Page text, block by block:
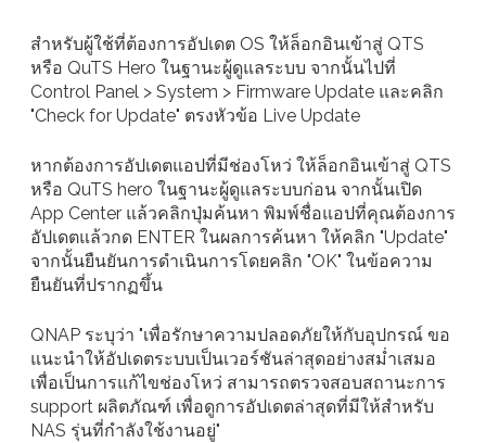
สำหรับผู้ใช้ที่ต้องการอัปเดต OS ให้ล็อกอินเข้าสู่ QTS
หรือ QuTS Hero ในฐานะผู้ดูแลระบบ จากนั้นไปที่
Control Panel > System > Firmware Update และคลิก
"Check for Update" ตรงหัวข้อ Live Update
หากต้องการอัปเดตแอปที่มีช่องโหว่ ให้ล็อกอินเข้าสู่ QTS
หรือ QuTS hero ในฐานะผู้ดูแลระบบก่อน จากนั้นเปิด
App Center แล้วคลิกปุ่มค้นหา พิมพ์ชื่อแอปที่คุณต้องการ
อัปเดตแล้วกด ENTER ในผลการค้นหา ให้คลิก "Update"
จากนั้นยืนยันการดำเนินการโดยคลิก "OK" ในข้อความ
ยืนยันที่ปรากฏขึ้น
QNAP ระบุว่า "เพื่อรักษาความปลอดภัยให้กับอุปกรณ์ ขอ
แนะนำให้อัปเดตระบบเป็นเวอร์ชันล่าสุดอย่างสม่ำเสมอ
เพื่อเป็นการแก้ไขช่องโหว่ สามารถตรวจสอบสถานะการ
support ผลิตภัณฑ์ เพื่อดูการอัปเดตล่าสุดที่มีให้สำหรับ
NAS รุ่นที่กำลังใช้งานอยู่"